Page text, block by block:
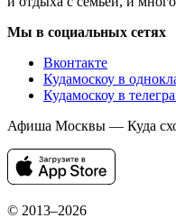
Мы в социальных сетях
Вконтакте
Кудамоскоу в
Кудамоскоу в
Афиша Москвы — Куда
© 2013–2026